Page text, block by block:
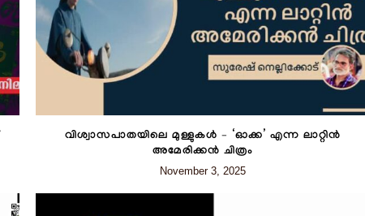
വിശ്വാസപാതയിലെ മുള്ളുകള്‍ – ‘ഓക്ക’ എന്ന ലാറ്റിന്‍
അമേരിക്കന്‍ ചിത്രം
November 3, 2025